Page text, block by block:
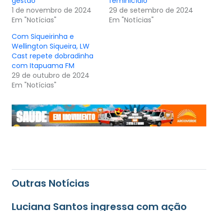
1 de novembro de 2024
Em "Notícias"
29 de setembro de 2024
Em "Notícias"
Com Siqueirinha e
Wellington Siqueira, LW
Cast repete dobradinha
com Itapuama FM
29 de outubro de 2024
Em "Notícias"
Outras Notícias
Luciana Santos ingressa com ação